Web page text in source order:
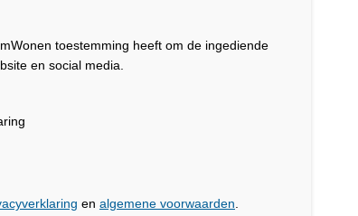
toestemming heeft om de ingediende
en social media.
en algemene voorwaarden.